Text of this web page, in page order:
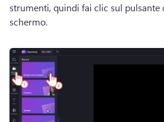
strumenti, quindi fai clic sul pulsante
schermo.